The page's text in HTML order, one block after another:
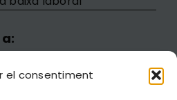
el consentiment